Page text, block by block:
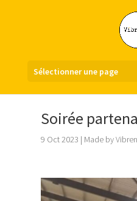
Sélectionner une page
Soirée
9 Oct 2023 | Made by